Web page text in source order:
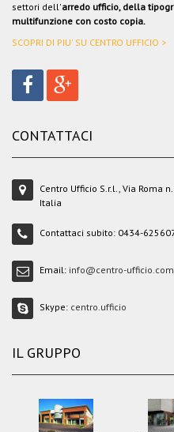
settori dell'arredo ufficio, della
multifunzione con costo copia.
SCOPRI DI PIU' SU CENTRO UFFICIO >
CONTATTACI
Centro Ufficio S.r.l., Via Roma
Italia
Contattaci subito: 0434-
Email: info@centro-ufficio.com
Skype: centro.ufficio
IL GRUPPO